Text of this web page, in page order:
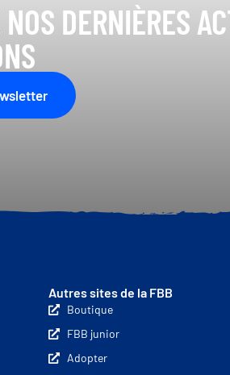
DERNIÈRES
Autres sites de la FBB
Boutique
FBB junior
Adopter